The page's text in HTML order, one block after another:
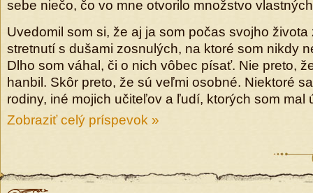
sebe niečo, čo vo mne otvorilo množstvo
Uvedomil som si, že aj ja som počas svojho
stretnutí s dušami zosnulých, na ktoré som nikdy
Dlho som váhal, či o nich vôbec písať. Nie preto,
hanbil. Skôr preto, že sú veľmi osobné. Niektoré
rodiny, iné mojich učiteľov a ľudí, ktorých som mal
Zobraziť celý príspevok »